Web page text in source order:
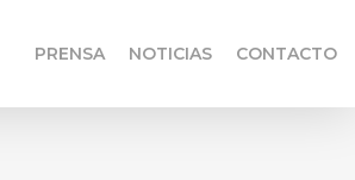
PRENSA NOTICIAS CONTACTO